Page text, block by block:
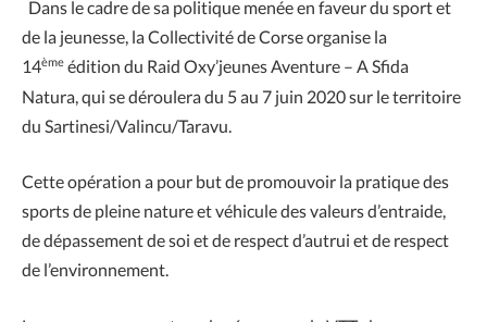
Dans le cadre de sa politique menée en faveur du sport et
de la jeunesse, la Collectivité de Corse organise la
14ème édition du Raid Oxy’jeunes Aventure – A Sfida
Natura, qui se déroulera du 5 au 7 juin 2020 sur le territoire
du Sartinesi/Valincu/Taravu.
Cette opération a pour but de promouvoir la pratique des
sports de pleine nature et véhicule des valeurs d’entraide,
de dépassement de soi et de respect d’autrui et de respect
de l’environnement.